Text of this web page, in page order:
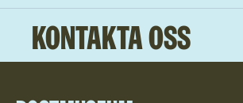
Kontakta oss